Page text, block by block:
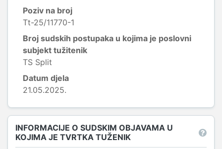
Poziv na broj
Tt-25/11770-1
Broj sudskih postupaka u kojima je poslovni
subjekt tužitenik
TS Split
Datum djela
21.05.2025.
INFORMACIJE O SUDSKIM OBJAVAMA U
KOJIMA JE TVRTKA TUŽENIK